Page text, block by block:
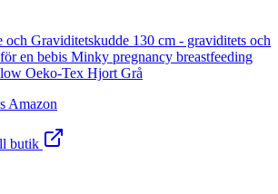
och Graviditetskudde 130 cm - graviditets och
en bebis Minky pregnancy breastfeeding
Oeko-Tex Hjort Grå
Amazon
butik